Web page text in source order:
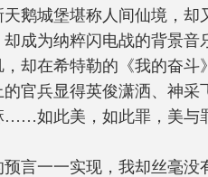
鹅城堡堪称人间仙境，却
成为纳粹闪电战的背景音
却在希特勒的《我的奋斗
官兵显得英俊潇洒、神采
……如此美，如此罪，美与
言一一实现，我却丝毫没